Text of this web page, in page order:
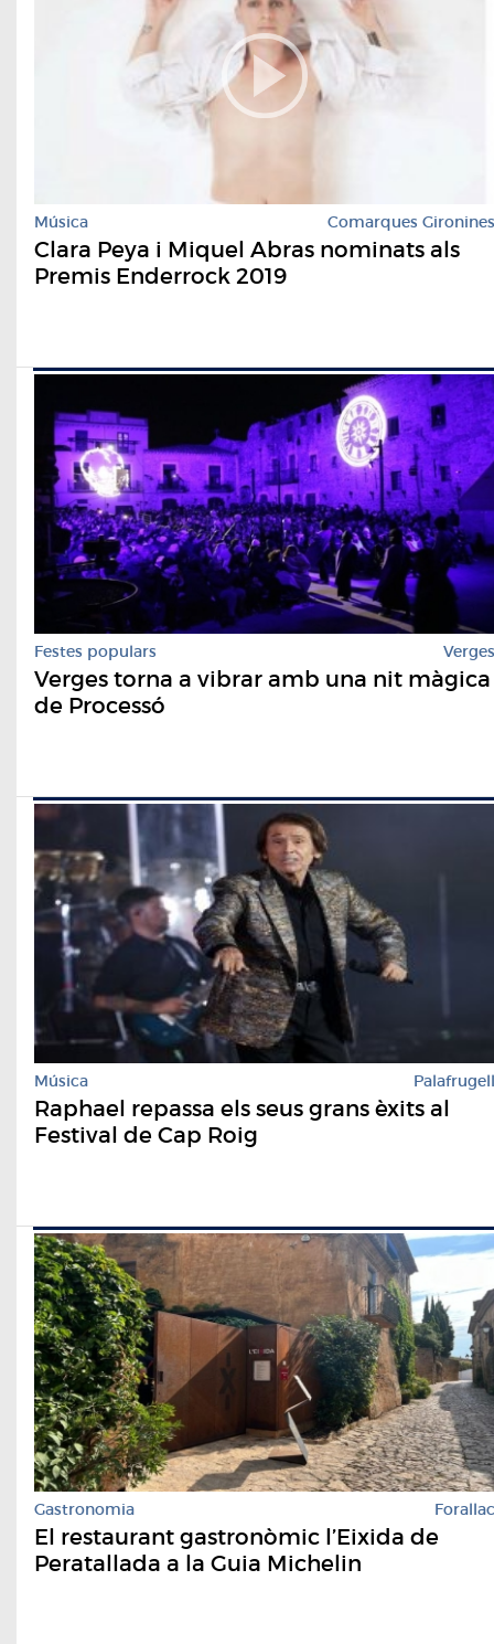
Música Comarques Gironines
Clara Peya i Miquel Abras nominats als
Premis Enderrock 2019
Festes populars Verges
Verges torna a vibrar amb una nit màgica
de Processó
Música Palafrugell
Raphael repassa els seus grans èxits al
Festival de Cap Roig
Gastronomia Forallac
El restaurant gastronòmic l’Eixida de
Peratallada a la Guia Michelin